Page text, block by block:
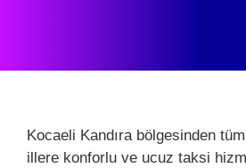
Kocaeli Kandıra bölgesinden
illere konforlu ve ucuz taksi